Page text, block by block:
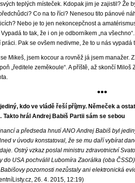
teplých místeček. Kdopak jim je zajistil? Že
Co na to říci? Nenesou tito pánové
Nebo je to jen nekoncepčnost a
to tak, že i on je odborníkem „na
Pak se ovšem nedivme, že to u nás vypadá
Mikeš, jsem kocour a rovněž já jsem manažer.
„ředitele zeměkoule“. A příště, až skončí
●●●
kdo ve vládě řeší příjmy. Němeček a
Takto hrál Andrej Babiš Partii sám se sebou
a předseda hnutí ANO Andrej Babiš byl
v úvodu konstatoval, že se mu daří vybírat
Ostrý vzkaz poslal ministru zdravotnictví
do USA pochválil Lubomíra Zaorálka (oba
pozornosti nezůstaly ani elektronická
26. 4. 2015, 12:19)